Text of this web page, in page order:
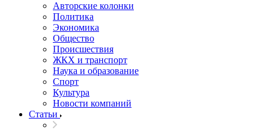
Авторские колонки
Политика
Экономика
Общество
Происшествия
ЖКХ и транспорт
Наука и образование
Спорт
Культура
Новости компаний
Статьи